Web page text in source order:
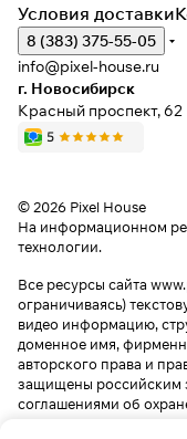
Условия доставки
8 (383) 375-55-05
info@pixel-house.ru
г. Новосибирск
Красный проспект, 62
© 2026 Pixel House
На информационном
технологии.
Все ресурсы сайта
ограничиваясь)
видео информацию,
доменное имя,
авторского права и
защищены российским
соглашениями об